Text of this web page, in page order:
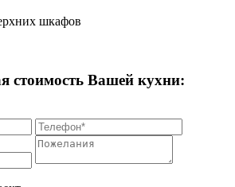
шкафов
стоимость Вашей кухни: